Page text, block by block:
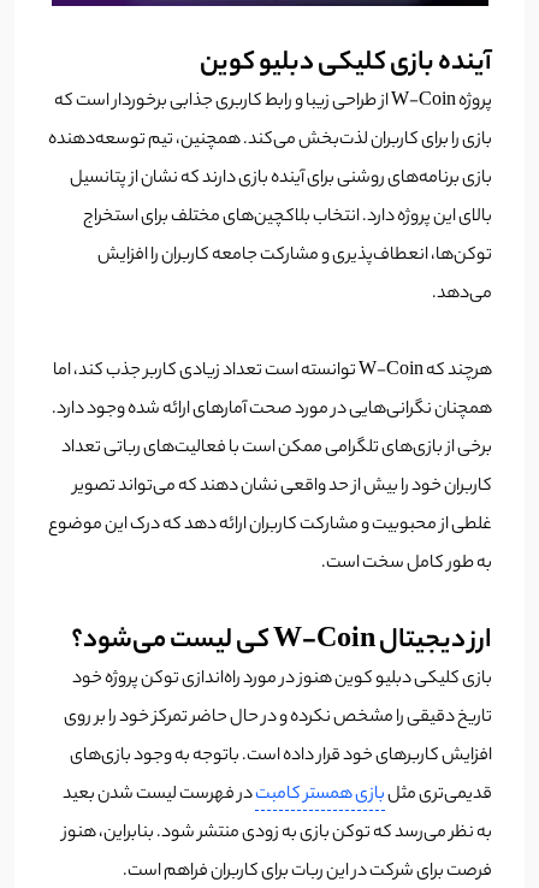
آینده بازی کلیکی دبلیو کوین
پروژه W-Coin از طراحی زیبا و رابط کاربری جذابی برخوردار است که
بازی را برای کاربران لذت‌بخش می‌کند. همچنین، تیم توسعه‌دهنده
بازی برنامه‌های روشنی برای آینده بازی دارند که نشان از پتانسیل
بالای این پروژه دارد. انتخاب بلاکچین‌های مختلف برای استخراج
توکن‌ها، انعطاف‌پذیری و مشارکت جامعه کاربران را افزایش
می‌دهد.
هرچند که W-Coin توانسته است تعداد زیادی کاربر جذب کند، اما
همچنان نگرانی‌هایی در مورد صحت آمارهای ارائه شده وجود دارد.
برخی از بازی‌های تلگرامی ممکن است با فعالیت‌های رباتی تعداد
کاربران خود را بیش از حد واقعی نشان دهند که می‌تواند تصویر
غلطی از محبوبیت و مشارکت کاربران ارائه دهد که درک این موضوع
به طور کامل سخت است.
ارز دیجیتال W-Coin کی لیست می‌شود؟
بازی کلیکی دبلیو کوین هنوز در مورد راه‌اندازی توکن پروژه خود
تاریخ دقیقی را مشخص نکرده و در حال حاضر تمرکز خود را بر روی
افزایش کاربرهای خود قرار داده است. باتوجه به وجود بازی‌های
قدیمی‌تری مثلبازی همستر کامبتدر فهرست لیست شدن بعید
به نظر می‌رسد که توکن بازی به زودی منتشر شود. بنابراین، هنوز
فرصت برای شرکت در این ربات برای کاربران فراهم است.